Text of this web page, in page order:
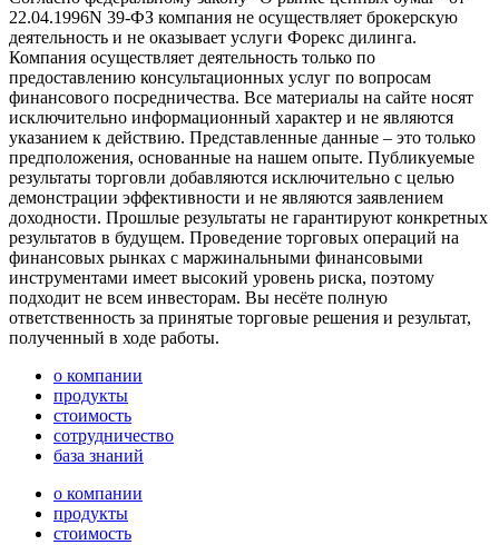
22.04.1996N 39-ФЗ компания не осуществляет брокерскую
деятельность и не оказывает услуги Форекс дилинга.
Компания осуществляет деятельность только по
предоставлению консультационных услуг по вопросам
финансового посредничества. Все материалы на сайте носят
исключительно информационный характер и не являются
указанием к действию. Представленные данные – это только
предположения, основанные на нашем опыте. Публикуемые
результаты торговли добавляются исключительно с целью
демонстрации эффективности и не являются заявлением
доходности. Прошлые результаты не гарантируют конкретных
результатов в будущем. Проведение торговых операций на
финансовых рынках с маржинальными финансовыми
инструментами имеет высокий уровень риска, поэтому
подходит не всем инвесторам. Вы несёте полную
ответственность за принятые торговые решения и результат,
полученный в ходе работы.
о компании
продукты
стоимость
сотрудничество
база знаний
о компании
продукты
стоимость